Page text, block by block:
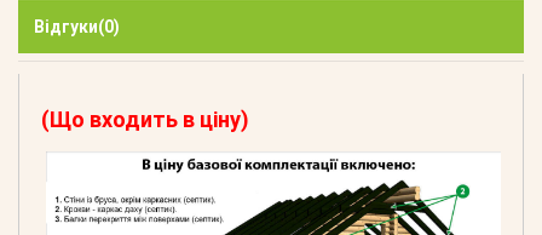
Відгуки(0)
(Що входить в ціну)